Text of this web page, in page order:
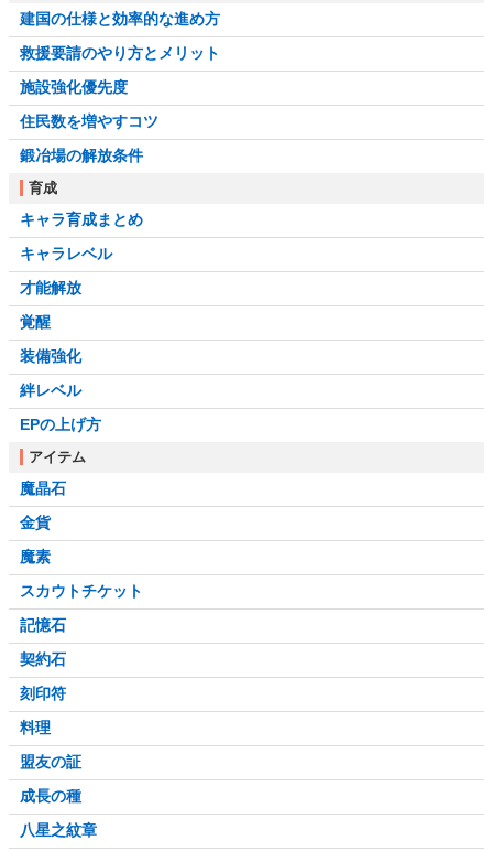
建国の仕様と効率的な進め方
救援要請のやり方とメリット
施設強化優先度
住民数を増やすコツ
鍛冶場の解放条件
育成
キャラ育成まとめ
キャラレベル
才能解放
覚醒
装備強化
絆レベル
EPの上げ方
アイテム
魔晶石
金貨
魔素
スカウトチケット
記憶石
契約石
刻印符
料理
盟友の証
成長の種
八星之紋章